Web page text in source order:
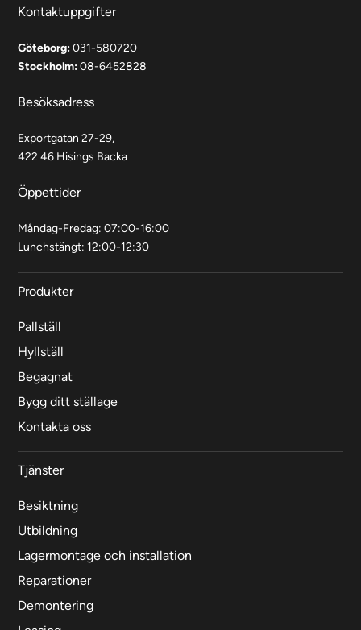
Kontaktuppgifter
Göteborg:031-580720
Stockholm:08-6452828
Besöksadress
Exportgatan 27-29,
422 46 Hisings Backa
Öppettider
Måndag-Fredag: 07:00-16:00
Lunchstängt: 12:00-12:30
Produkter
Pallställ
Hyllställ
Begagnat
Bygg ditt ställage
Kontakta oss
Tjänster
Besiktning
Utbildning
Lagermontage och installation
Reparationer
Demontering